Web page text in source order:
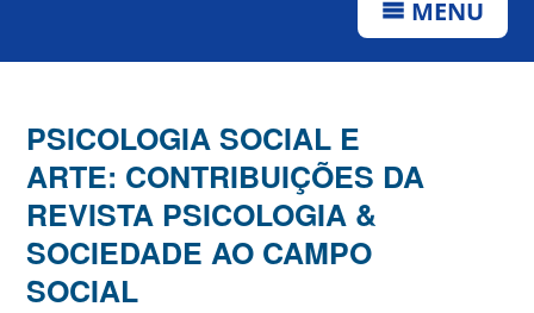
MENU
PSICOLOGIA SOCIAL E
ARTE: CONTRIBUIÇÕES DA
REVISTA PSICOLOGIA &
SOCIEDADE AO CAMPO
SOCIAL